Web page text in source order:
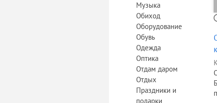
Музыка
Обиход
Оборудование
Обувь
Одежда
Оптика
Отдам даром
Отдых
Праздники и
подарки